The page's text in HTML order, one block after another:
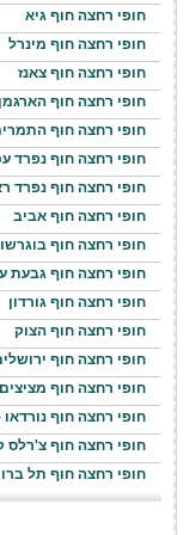
חופי רחצה חוף גיא
חופי רחצה חוף מינרל
חופי רחצה חוף צאנז
חופי רחצה חוף
חופי רחצה חוף
חופי רחצה חוף נפרד
חופי רחצה חוף נפרד
חופי רחצה חוף אביב
חופי רחצה חוף
חופי רחצה חוף גבעת
חופי רחצה חוף גורדון
חופי רחצה חוף הצוק
חופי רחצה חוף
חופי רחצה חוף
חופי רחצה חוף
חופי רחצה חוף צ'רלס
חופי רחצה חוף תל